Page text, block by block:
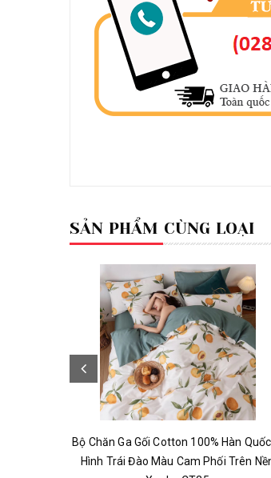
SẢN PHẨM CÙNG LOẠI
Bộ Chăn Ga Gối Cotton 100% Hàn
Hình Trái Đào Màu Cam Phối Trên